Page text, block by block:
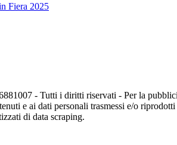
Fiera 2025
- Tutti i diritti riservati - Per la
e ai dati personali trasmessi e/o
di data scraping.